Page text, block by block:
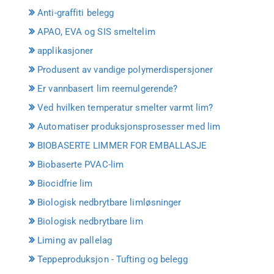
Anti-graffiti belegg
APAO, EVA og SIS smeltelim
applikasjoner
Produsent av vandige polymerdispersjoner
Er vannbasert lim reemulgerende?
Ved hvilken temperatur smelter varmt lim?
Automatiser produksjonsprosesser med lim
BIOBASERTE LIMMER FOR EMBALLASJE
Biobaserte PVAC-lim
Biocidfrie lim
Biologisk nedbrytbare limløsninger
Biologisk nedbrytbare lim
Liming av pallelag
Teppeproduksjon - Tufting og belegg